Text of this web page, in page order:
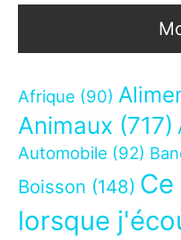
Afrique (90)
Animaux (717)
Automobile (92)
Boisson (148)
lorsque